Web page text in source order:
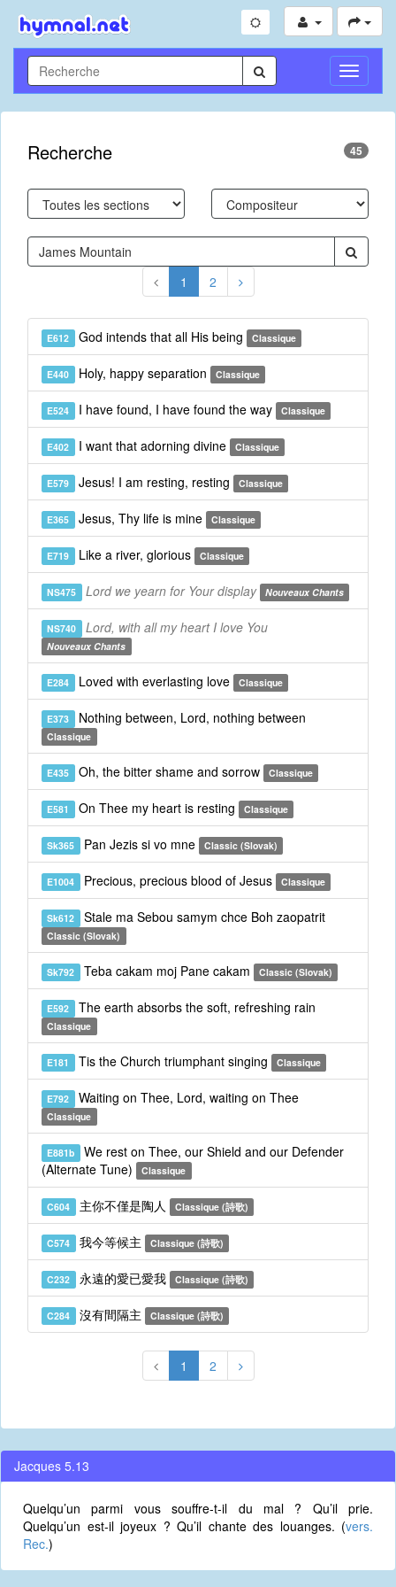
Toggle
Recherche 45
1 2
E612 God intends that all His being Classique
E440 Holy, happy separation Classique
E524 I have found, I have found the way Classique
E402 I want that adorning divine Classique
E579 Jesus! I am resting, resting Classique
E365 Jesus, Thy life is mine Classique
E719 Like a river, glorious Classique
NS475 Lord we yearn for Your display Nouveaux Chants
NS740 Lord, with all my heart I love You
Nouveaux Chants
E284 Loved with everlasting love Classique
E373 Nothing between, Lord, nothing between
Classique
E435 Oh, the bitter shame and sorrow Classique
E581 On Thee my heart is resting Classique
Sk365 Pan Jezis si vo mne Classic (Slovak)
E1004 Precious, precious blood of Jesus Classique
Sk612 Stale ma Sebou samym chce Boh zaopatrit
Classic (Slovak)
Sk792 Teba cakam moj Pane cakam Classic (Slovak)
E592 The earth absorbs the soft, refreshing rain
Classique
E181 Tis the Church triumphant singing Classique
E792 Waiting on Thee, Lord, waiting on Thee
Classique
E881b We rest on Thee, our Shield and our Defender
(Alternate Tune)
Classique
C604 主你不僅是陶人 Classique (詩歌)
C574 我今等候主 Classique (詩歌)
C232 永遠的愛已愛我 Classique (詩歌)
C284 沒有間隔主 Classique (詩歌)
1 2
Jacques 5.13
Quelqu’un parmi vous souffre-t-il du mal ? Qu’il prie.
Quelqu’un est-il joyeux ? Qu’il chante des louanges. (vers.
Rec.)